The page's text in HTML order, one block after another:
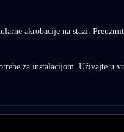
akrobacije na stazi.
za instalacijom. Uživajte u